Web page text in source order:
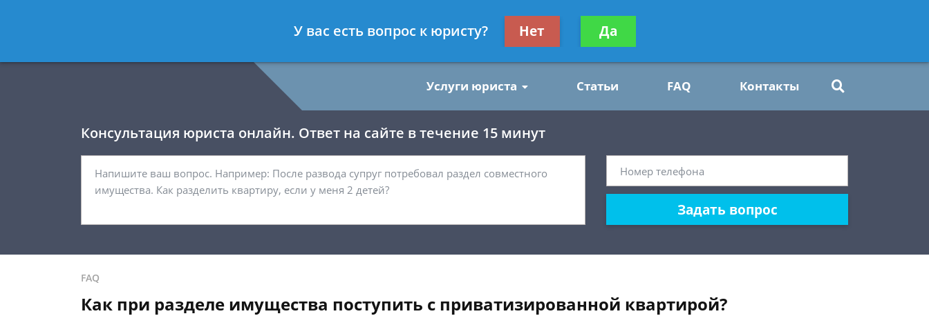
- Юрист по гражданским делам
Получите консультацию
бесплатно
Услуги юриста Статьи FAQ Контакты
Консультация юриста онлайн. Ответ на сайте в течение 15 минут
Задать вопрос
FAQ
Как при разделе имущества поступить с приватизированной квартирой?
У вас есть вопрос к юристу? Нет Да